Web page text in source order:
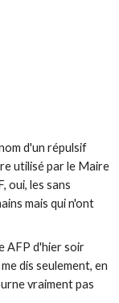
d'un répulsif
utilisé par le Maire
oui, les sans
mais qui n'ont
AFP d'hier soir
dis seulement, en
vraiment pas